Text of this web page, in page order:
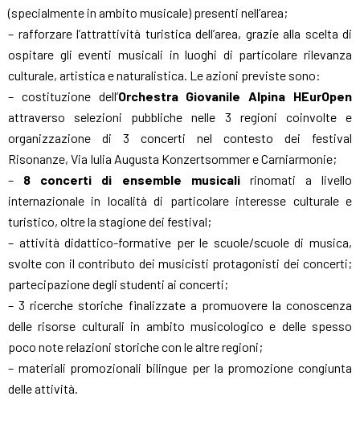
(specialmente in ambito musicale) presenti nell’area;
– rafforzare l’attrattività turistica dell’area, grazie alla scelta di
ospitare gli eventi musicali in luoghi di particolare rilevanza
culturale, artistica e naturalistica. Le azioni previste sono:
– costituzione dell’Orchestra Giovanile Alpina HEurOpen
attraverso selezioni pubbliche nelle 3 regioni coinvolte e
organizzazione di 3 concerti nel contesto dei festival
Risonanze, Via Iulia Augusta Konzertsommer e Carniarmonie;
– 8 concerti di ensemble musicalirinomati a livello
internazionale in località di particolare interesse culturale e
turistico, oltre la stagione dei festival;
– attività didattico-formative per le scuole/scuole di musica,
svolte con il contributo dei musicisti protagonisti dei concerti;
partecipazione degli studenti ai concerti;
– 3 ricerche storiche finalizzate a promuovere la conoscenza
delle risorse culturali in ambito musicologico e delle spesso
poco note relazioni storiche con le altre regioni;
– materiali promozionali bilingue per la promozione congiunta
delle attività.